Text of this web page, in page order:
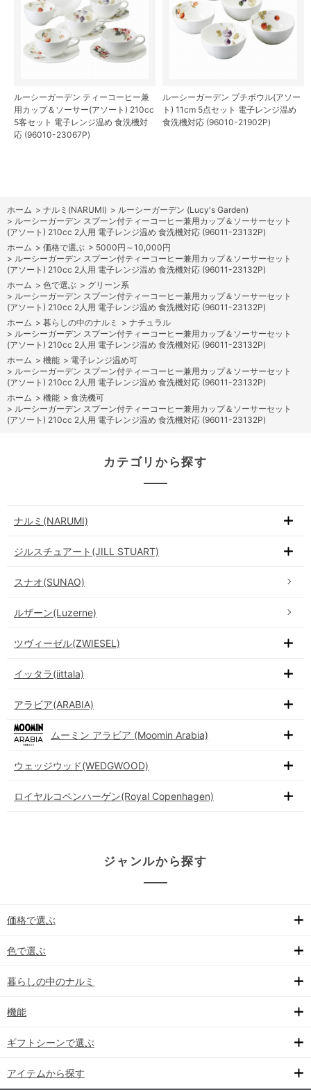
ルーシーガーデン ティーコーヒー兼
用カップ＆ソーサー(アソート) 210cc
5客セット 電子レンジ温め 食洗機対
応 (96010-23067P)
ルーシーガーデン プチボウル(アソー
ト) 11cm 5点セット 電子レンジ温め
食洗機対応 (96010-21902P)
ホーム > ナルミ(NARUMI) > ルーシーガーデン (Lucy's Garden)
> ルーシーガーデン スプーン付ティーコーヒー兼用カップ＆ソーサーセット
(アソート) 210cc 2人用 電子レンジ温め 食洗機対応 (96011-23132P)
ホーム > 価格で選ぶ > 5000円～10,000円
> ルーシーガーデン スプーン付ティーコーヒー兼用カップ＆ソーサーセット
(アソート) 210cc 2人用 電子レンジ温め 食洗機対応 (96011-23132P)
ホーム > 色で選ぶ > グリーン系
> ルーシーガーデン スプーン付ティーコーヒー兼用カップ＆ソーサーセット
(アソート) 210cc 2人用 電子レンジ温め 食洗機対応 (96011-23132P)
ホーム > 暮らしの中のナルミ > ナチュラル
> ルーシーガーデン スプーン付ティーコーヒー兼用カップ＆ソーサーセット
(アソート) 210cc 2人用 電子レンジ温め 食洗機対応 (96011-23132P)
ホーム > 機能 > 電子レンジ温め可
> ルーシーガーデン スプーン付ティーコーヒー兼用カップ＆ソーサーセット
(アソート) 210cc 2人用 電子レンジ温め 食洗機対応 (96011-23132P)
ホーム > 機能 > 食洗機可
> ルーシーガーデン スプーン付ティーコーヒー兼用カップ＆ソーサーセット
(アソート) 210cc 2人用 電子レンジ温め 食洗機対応 (96011-23132P)
カテゴリから探す
ナルミ(NARUMI)
ジルスチュアート(JILL STUART)
スナオ(SUNAO)
ルザーン(Luzerne)
ツヴィーゼル(ZWIESEL)
イッタラ(iittala)
アラビア(ARABIA)
ムーミン アラビア (Moomin Arabia)
ウェッジウッド(WEDGWOOD)
ロイヤルコペンハーゲン(Royal Copenhagen)
ジャンルから探す
価格で選ぶ
色で選ぶ
暮らしの中のナルミ
機能
ギフトシーンで選ぶ
アイテムから探す